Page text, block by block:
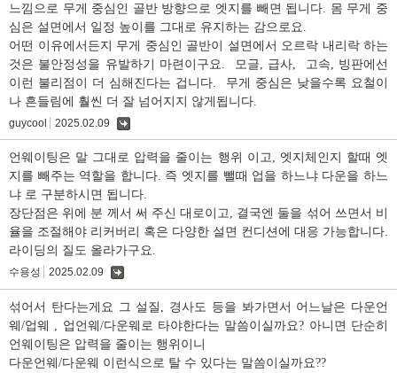
느낌으로 무게 중심인 골반 방향으로 엣지를 빼면 됩니다. 몸 무게 중
심은 설면에서 일정 높이를 그대로 유지하는 감으로요.
어떤 이유에서든지 무게 중심인 골반이 설면에서 오르락 내리락 하는
것은 불안정성을 유발하기 마련이구요. 모글, 급사, 고속, 빙판에선
이런 불리점이 더 심해진다는 겁니다. 무게 중심은 낮을수록 요철이
나 흔들림에 훨씬 더 잘 넘어지지 않게됩니다.
guycool 2025.02.09
언웨이팅은 말 그대로 압력을 줄이는 행위 이고, 엣지체인지 할때 엣
지를 빼주는 역할을 합니다. 즉 엣지를 뺄때 업을 하느냐 다운을 하느
냐 로 구분하시면 됩니다.
장단점은 위에 분 께서 써 주신 대로이고, 결국엔 둘을 섞어 쓰면서 비
율을 조절해야 리커버리 혹은 다양한 설면 컨디션에 대응 가능합니다.
라이딩의 질도 올라가구요.
수용성 2025.02.09
섞어서 탄다는게요 그 설질, 경사도 등을 봐가면서 어느날은 다운언
웨/업웨 , 업언웨/다운웨로 타야한다는 말씀이실까요? 아니면 단순히
언웨이팅은 압력을 줄이는 행위이니
다운언웨/다운웨 이런식으로 탈 수 있다는 말씀이실까요??